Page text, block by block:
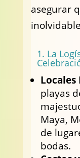
asegurar
1. La
playas
Maya,
de
bodas.